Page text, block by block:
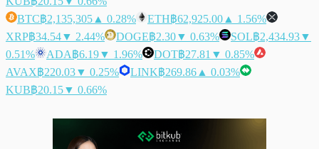
BTC฿2,135,305 ▲ 0.28% ETH฿62,925.00 ▲ 1.56%
XRP฿34.54▼ 2.44% DOGE฿2.30▼ 0.63% SOL฿2,434.93▼
0.51%
ADA฿6.19▼ 1.96% DOT฿27.81 ▼ 0.85%
AVAX฿220.03▼ 0.25% LINK฿269.86 ▲ 0.03%
KUB฿20.15▼ 0.66%